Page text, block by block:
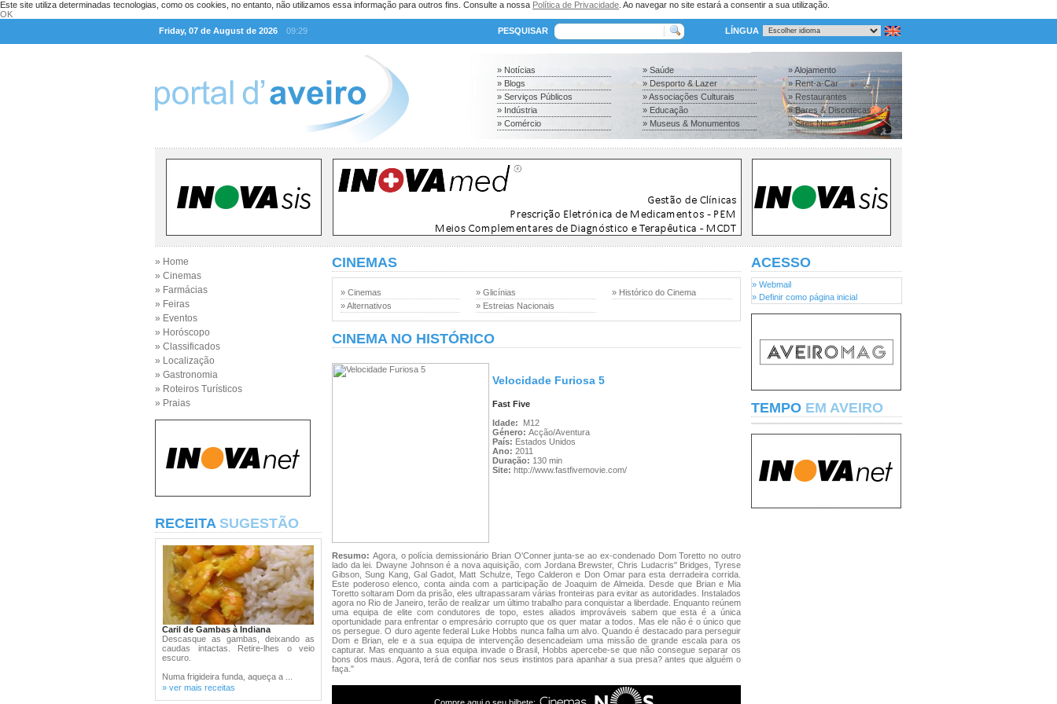
Este site utiliza determinadas tecnologias, como os cookies, no entanto, não utilizamos essa informação para outros fins. Consulte a nossa Política de Privacidade . Ao navegar no site estará a consentir a sua utilização.
OK
Friday, 07 de August de 2026
09:29 PESQUISAR LÍNGUA
» Notícias
» Blogs
» Serviços Públicos
» Indústria
» Comércio
» Saúde
» Desporto & Lazer
» Associações Culturais
» Educação
» Museus & Monumentos
» Alojamento
» Rent-a-Car
» Restaurantes
» Bares & Discotecas
» Sites Nac. & Inter.
» Home
» Cinemas
» Farmácias
» Feiras
» Eventos
» Horóscopo
» Classificados
» Localização
» Gastronomia
» Roteiros Turísticos
» Praias
RECEITA SUGESTÃO
Caril de Gambas à Indiana
Descasque as gambas, deixando as
caudas intactas. Retire-lhes o veio
escuro.
Numa frigideira funda, aqueça a ...
» ver mais receitas
CINEMAS
» Cinemas
» Alternativos
» Glicínias
» Estreias Nacionais
» Histórico do Cinema
CINEMA NO HISTÓRICO
Velocidade Furiosa 5
Fast Five
Idade:
M12
Género: Acção/Aventura
País: Estados Unidos
Ano: 2011
Duração: 130 min
Site: http://www.fastfivemovie.com/
Resumo: Agora, o polícia demissionário Brian O'Conner junta-se ao ex-condenado Dom Toretto no outro
lado da lei. Dwayne Johnson é a nova aquisição, com Jordana Brewster, Chris Ludacris" Bridges, Tyrese
Gibson, Sung Kang, Gal Gadot, Matt Schulze, Tego Calderon e Don Omar para esta derradeira corrida.
Este poderoso elenco, conta ainda com a participação de Joaquim de Almeida. Desde que Brian e Mia
Toretto soltaram Dom da prisão, eles ultrapassaram várias fronteiras para evitar as autoridades. Instalados
agora no Rio de Janeiro, terão de realizar um último trabalho para conquistar a liberdade. Enquanto reúnem
uma equipa de elite com condutores de topo, estes aliados improváveis sabem que esta é a única
oportunidade para enfrentar o empresário corrupto que os quer matar a todos. Mas ele não é o único que
os persegue. O duro agente federal Luke Hobbs nunca falha um alvo. Quando é destacado para perseguir
Dom e Brian, ele e a sua equipa de intervenção desencadeiam uma missão de grande escala para os
capturar. Mas enquanto a sua equipa invade o Brasil, Hobbs apercebe-se que não consegue separar os
bons dos maus. Agora, terá de confiar nos seus instintos para apanhar a sua presa? antes que alguém o
faça."
ACESSO
» Webmail
» Definir como página inicial
TEMPO EM AVEIRO